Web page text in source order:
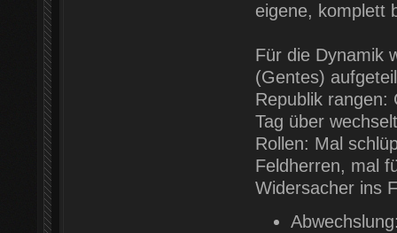
eigene, komplett
Für die Dynamik
(Gentes)
Republik rangen:
Tag über
Rollen: Mal
Feldherren, mal
Widersacher ins